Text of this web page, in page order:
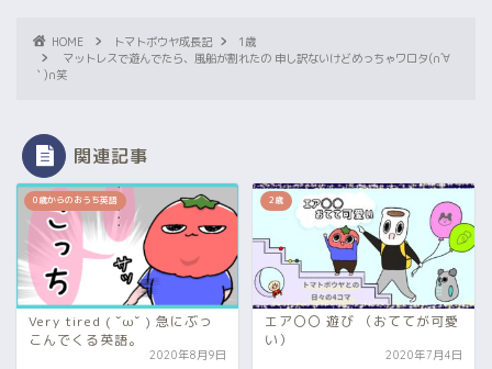
HOME トマトボウヤ成長記
1歳
マットレスで遊んでたら、風船が割れたの 申し訳ないけどめっちゃワロタ(∩´∀
｀)∩笑
関連記事
0歳からのおうち英語
Very tired ( ˘ω˘ ) 急にぶっ
こんでくる英語。
2020年8月9日
2歳
エア〇〇 遊び （おててが可愛
い）
2020年7月4日